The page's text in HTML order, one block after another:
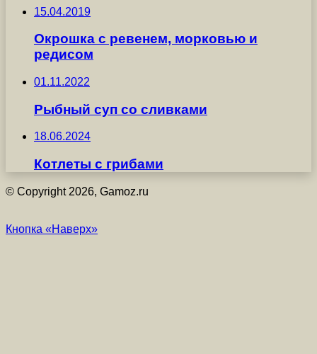
15.04.2019
Окрошка с ревенем, морковью и
редисом
01.11.2022
Рыбный суп со сливками
18.06.2024
Котлеты с грибами
© Copyright 2026, Gamoz.ru
Кнопка «Наверх»